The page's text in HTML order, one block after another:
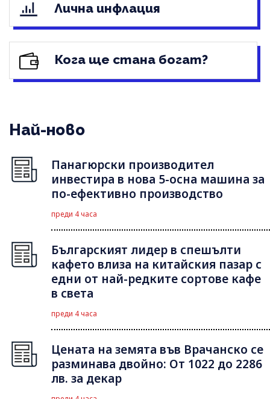
Лична инфлация
Кога ще стана богат?
Най-ново
Панагюрски производител
инвестира в нова 5-осна машина за
по-ефективно производство
преди 4 часа
Българският лидер в спешълти
кафето влиза на китайския пазар с
едни от най-редките сортове кафе
в света
преди 4 часа
Цената на земята във Врачанско се
разминава двойно: От 1022 до 2286
лв. за декар